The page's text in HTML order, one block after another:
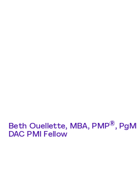
Beth Ouellette, MBA, PMP®,
DAC PMI Fellow